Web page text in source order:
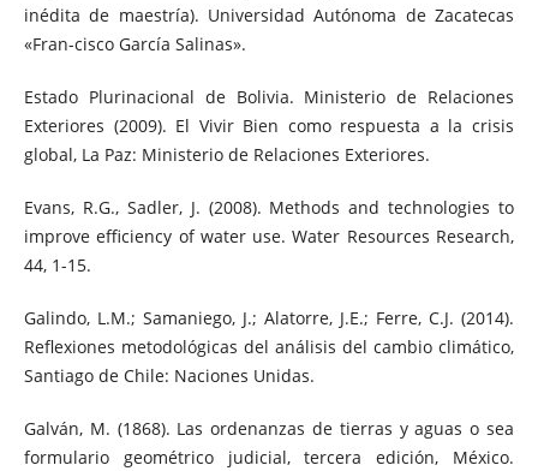
inédita de maestría). Universidad Autónoma de Zacatecas
«Fran-cisco García Salinas».
Estado Plurinacional de Bolivia. Ministerio de Relaciones
Exteriores (2009). El Vivir Bien como respuesta a la crisis
global, La Paz: Ministerio de Relaciones Exteriores.
Evans, R.G., Sadler, J. (2008). Methods and technologies to
improve efficiency of water use. Water Resources Research,
44, 1-15.
Galindo, L.M.; Samaniego, J.; Alatorre, J.E.; Ferre, C.J. (2014).
Reflexiones metodológicas del análisis del cambio climático,
Santiago de Chile: Naciones Unidas.
Galván, M. (1868). Las ordenanzas de tierras y aguas o sea
formulario geométrico judicial, tercera edición, México.